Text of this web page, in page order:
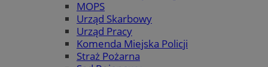
MOPS
Urząd Skarbowy
Urząd Pracy
Komenda Miejska Policji
Straż Pożarna